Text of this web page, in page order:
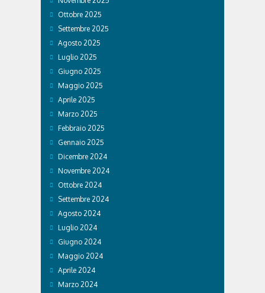
Ottobre 2025
Settembre 2025
Agosto 2025
Luglio 2025
Giugno 2025
Maggio 2025
Aprile 2025
Marzo 2025
Febbraio 2025
Gennaio 2025
Dicembre 2024
Novembre 2024
Ottobre 2024
Settembre 2024
Agosto 2024
Luglio 2024
Giugno 2024
Maggio 2024
Aprile 2024
Marzo 2024